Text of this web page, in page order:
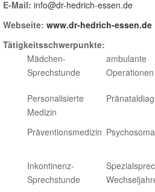
E-Mail: info@dr-hedrich-essen.de
Webseite: www.dr-hedrich-essen.de
Tätigkeitsschwerpunkte:
Mädchen-
Sprechstunde
ambulante
Operationen
Personalisierte
Medizin
Präventionsmedizin
Inkontinenz-
Sprechstunde